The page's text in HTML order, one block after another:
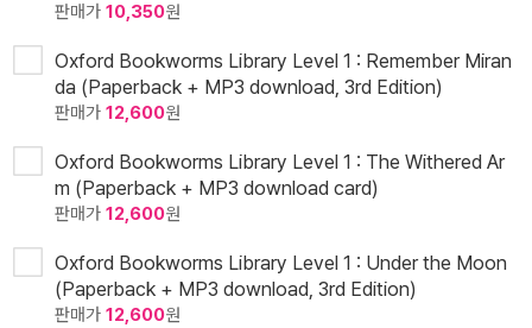
판매가 10,350원
Oxford Bookworms Library Level 1 : Remember Miran
da (Paperback + MP3 download, 3rd Edition)
판매가 12,600원
Oxford Bookworms Library Level 1 : The Withered Ar
m (Paperback + MP3 download card)
판매가 12,600원
Oxford Bookworms Library Level 1 : Under the Moon
(Paperback + MP3 download, 3rd Edition)
판매가 12,600원